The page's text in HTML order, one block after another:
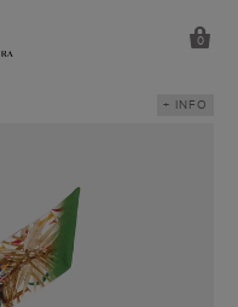
0
+ INFO